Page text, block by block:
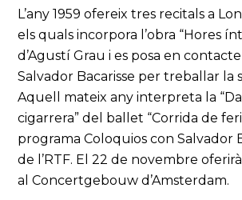
L’any 1959 ofereix tres recitals a
els quals incorpora l’obra “Hores
d’Agustí Grau i es posa en
Salvador Bacarisse per treballar la
Aquell mateix any interpreta la
cigarrera” del ballet “Corrida de
programa Coloquios con Salvador
de l’RTF. El 22 de novembre
al Concertgebouw d’Amsterdam.